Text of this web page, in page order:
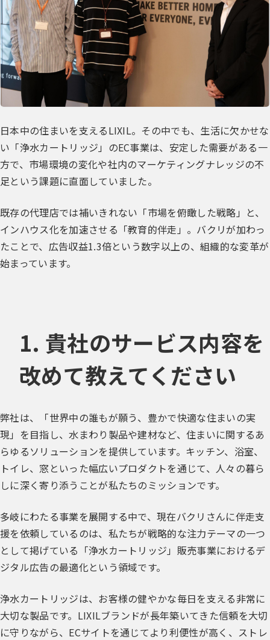
日本中の住まいを支えるLIXIL。その中でも、生活に欠かせな
い「浄水カートリッジ」のEC事業は、安定した需要がある一
方で、市場環境の変化や社内のマーケティングナレッジの不
足という課題に直面していました。
既存の代理店では補いきれない「市場を俯瞰した戦略」と、
インハウス化を加速させる「教育的伴走」。バクリが加わっ
たことで、広告収益1.3倍という数字以上の、組織的な変革が
始まっています。
1. 貴社のサービス内容を
改めて教えてください
弊社は、「世界中の誰もが願う、豊かで快適な住まいの実
現」を目指し、水まわり製品や建材など、住まいに関するあ
らゆるソリューションを提供しています。キッチン、浴室、
トイレ、窓といった幅広いプロダクトを通じて、人々の暮ら
しに深く寄り添うことが私たちのミッションです。
多岐にわたる事業を展開する中で、現在バクリさんに伴走支
援を依頼しているのは、私たちが戦略的な注力テーマの一つ
として掲げている「浄水カートリッジ」販売事業におけるデ
ジタル広告の最適化という領域です。
浄水カートリッジは、お客様の健やかな毎日を支える非常に
大切な製品です。LIXILブランドが長年築いてきた信頼を大切
に守りながら、ECサイトを通じてより利便性が高く、ストレ